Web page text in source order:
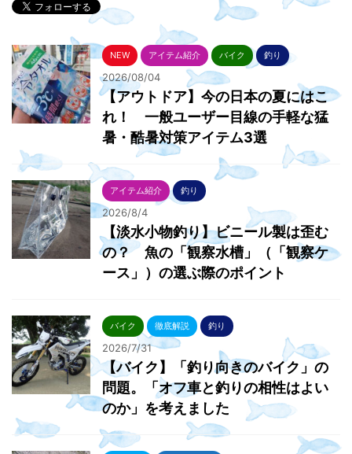
NEW アイテム紹介 バイク 釣り
2026/08/04
【アウトドア】今の日本の夏にはこ
れ！ 一般ユーザー目線の手軽な猛
暑・酷暑対策アイテム3選
アイテム紹介 釣り
2026/8/4
【淡水小物釣り】ビニール製は歪む
の？ 魚の「観察水槽」（「観察ケ
ース」）の選ぶ際のポイント
バイク 徹底解説 釣り
2026/7/31
【バイク】「釣り向きのバイク」の
問題。「オフ車と釣りの相性はよい
のか」を考えました